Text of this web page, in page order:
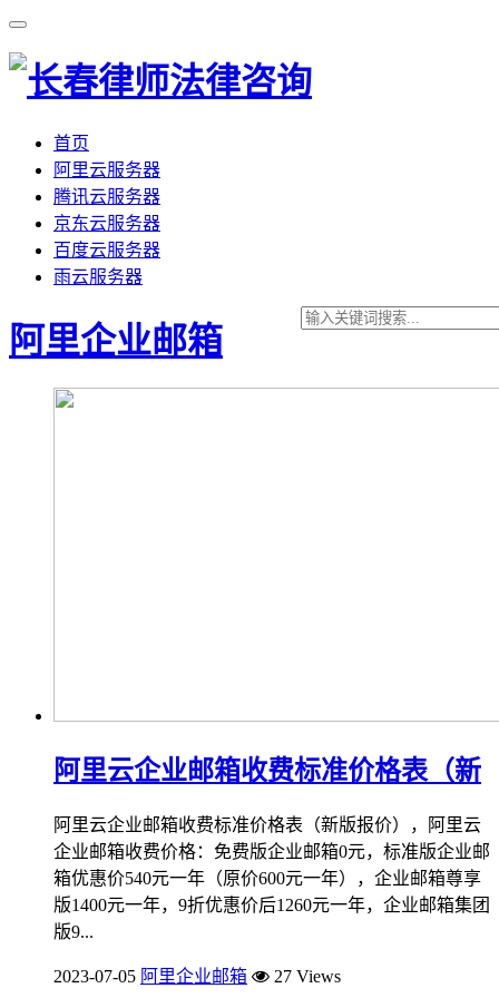
首页
阿里云服务器
腾讯云服务器
京东云服务器
百度云服务器
雨云服务器
阿里企业邮箱
阿里云企业邮箱收费标准价格表（新
阿里云企业邮箱收费标准价格表（新版报价），阿里云
企业邮箱收费价格：免费版企业邮箱0元，标准版企业邮
箱优惠价540元一年（原价600元一年），企业邮箱尊享
版1400元一年，9折优惠价后1260元一年，企业邮箱集团
版9...
2023-07-05 阿里企业邮箱 27 Views